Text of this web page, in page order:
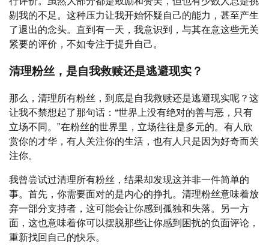
剔我的不足。这种压力让我开始怀疑自己的能力，甚至产生
了退出的念头。直到有一天，我意识到，与其在意这些无关
紧要的评价，不如专注于提升自己。
清理粉丝，是自我救赎还是逃避现实？
那么，清理所有粉丝，到底是自我救赎还是逃避现实呢？这
让我不禁想起了那句话：“世界上没有绝对的善与恶，只有
立场不同。”在粉丝的世界里，立场往往是多元的。有人欣
赏你的才华，有人关注你的生活，也有人只是因为好奇而关
注你。
我曾尝试过清理所有粉丝，结果却发现这并非一件简单的
事。首先，你需要面对的是内心的挣扎。清理粉丝意味着放
弃一部分支持者，这可能会让你感到孤独和失落。另一方
面，这也意味着你可以摆脱那些让你感到困扰的负面评论，
重新找回自己的快乐。